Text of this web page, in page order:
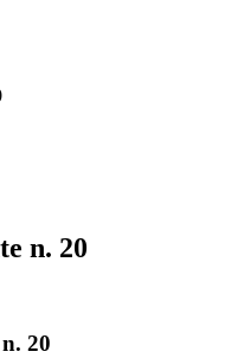
n. 20
20